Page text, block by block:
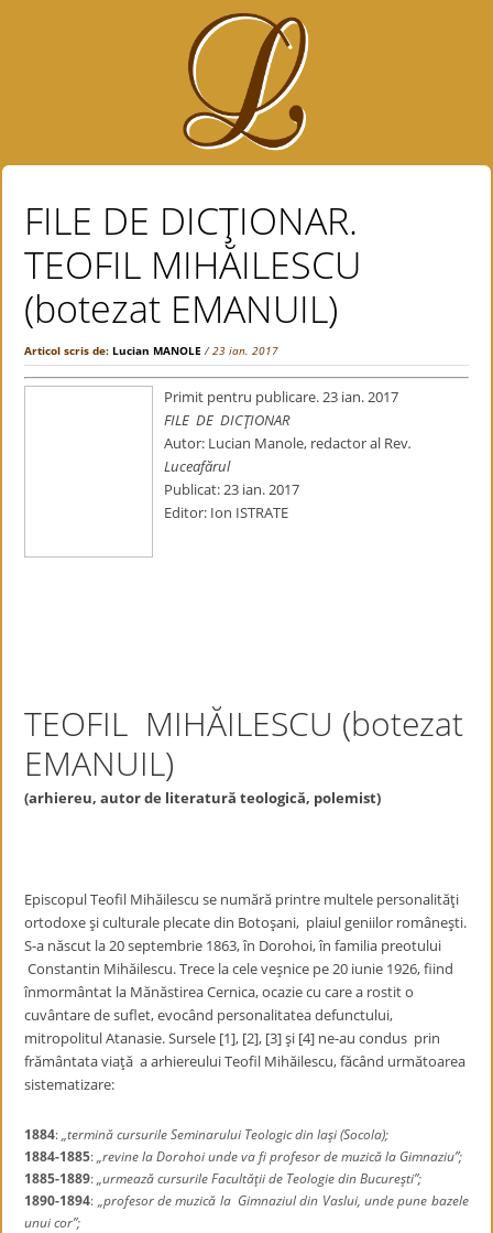
FILE DE DICŢIONAR.
TEOFIL MIHĂILESCU
(botezat EMANUIL)
Articol scris de:Lucian MANOLE / 23 ian. 2017
Primit pentru publicare. 23 ian. 2017
FILE DE DICŢIONAR
Autor: Lucian Manole, redactor al Rev.
Luceafărul
Publicat: 23 ian. 2017
Editor: Ion ISTRATE
TEOFIL MIHĂILESCU (botezat
EMANUIL)
(arhiereu, autor de literatură teologică, polemist)
Episcopul Teofil Mihăilescu se numără printre multele personalităţi
ortodoxe şi culturale plecate din Botoşani, plaiul geniilor româneşti.
S-a născut la 20 septembrie 1863, în Dorohoi, în familia preotului
Constantin Mihăilescu. Trece la cele veşnice pe 20 iunie 1926, fiind
înmormântat la Mănăstirea Cernica, ocazie cu care a rostit o
cuvântare de suflet, evocând personalitatea defunctului,
mitropolitul Atanasie. Sursele [1], [2], [3] şi [4] ne-au condus prin
frământata viaţă a arhiereului Teofil Mihăilescu, făcând următoarea
sistematizare:
1884:„termină cursurile Seminarului Teologic din Iaşi (Socola);
1884-1885:„revine la Dorohoi unde va fi profesor de muzică la Gimnaziu”;
1885-1889:„urmează cursurile Facultăţii de Teologie din Bucureşti”;
1890-1894: „profesor de muzică la Gimnaziul din Vaslui, unde pune bazele
unui cor”;